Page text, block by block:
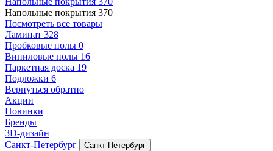
Напольные покрытия 370
Посмотреть все товары
Ламинат 328
Пробковые полы 0
Виниловые полы 16
Паркетная доска 19
Подложки 6
Вернуться обратно
Акции
Новинки
Бренды
3D-дизайн
Санкт-Петербург
Санкт-Петербург